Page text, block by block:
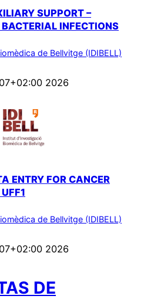
SUPPORT –
INFECTIONS
de Bellvitge (IDIBELL)
2026
ENTRY FOR CANCER
de Bellvitge (IDIBELL)
2026
DE